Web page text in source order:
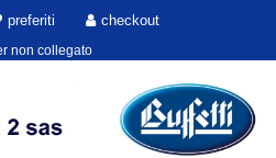
preferiti checkout
non collegato